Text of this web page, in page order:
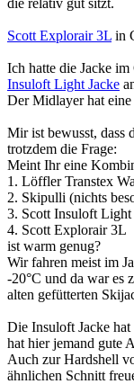
Scott Explorair 3L in
Ich hatte die Jacke
Insuloft Light Jacke
Der Midlayer hat
Mir ist bewusst, dass
trotzdem die Frage:
Meint Ihr eine
1. Löffler Transtex
2. Skipulli (nichts
3. Scott Insuloft
4. Scott Explorair 3L
ist warm genug?
Wir fahren meist im
-20°C und da war es
alten gefütterten
Die Insuloft Jacke
hat hier jemand gute
Auch zur Hardshell
ähnlichen Schnitt